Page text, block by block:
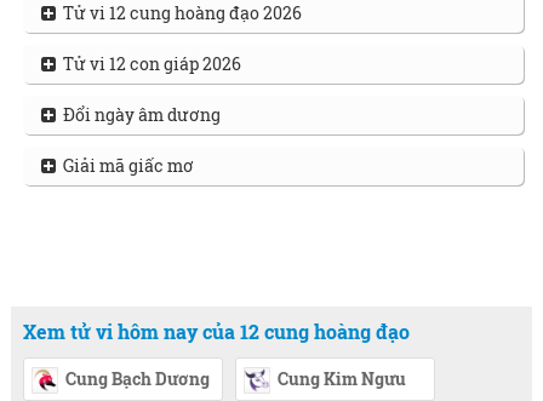
Tử vi 12 cung hoàng đạo 2026
Tử vi 12 con giáp 2026
Đổi ngày âm dương
Giải mã giấc mơ
Xem tử vi hôm nay của 12 cung hoàng đạo
Cung Bạch Dương Cung Kim Ngưu